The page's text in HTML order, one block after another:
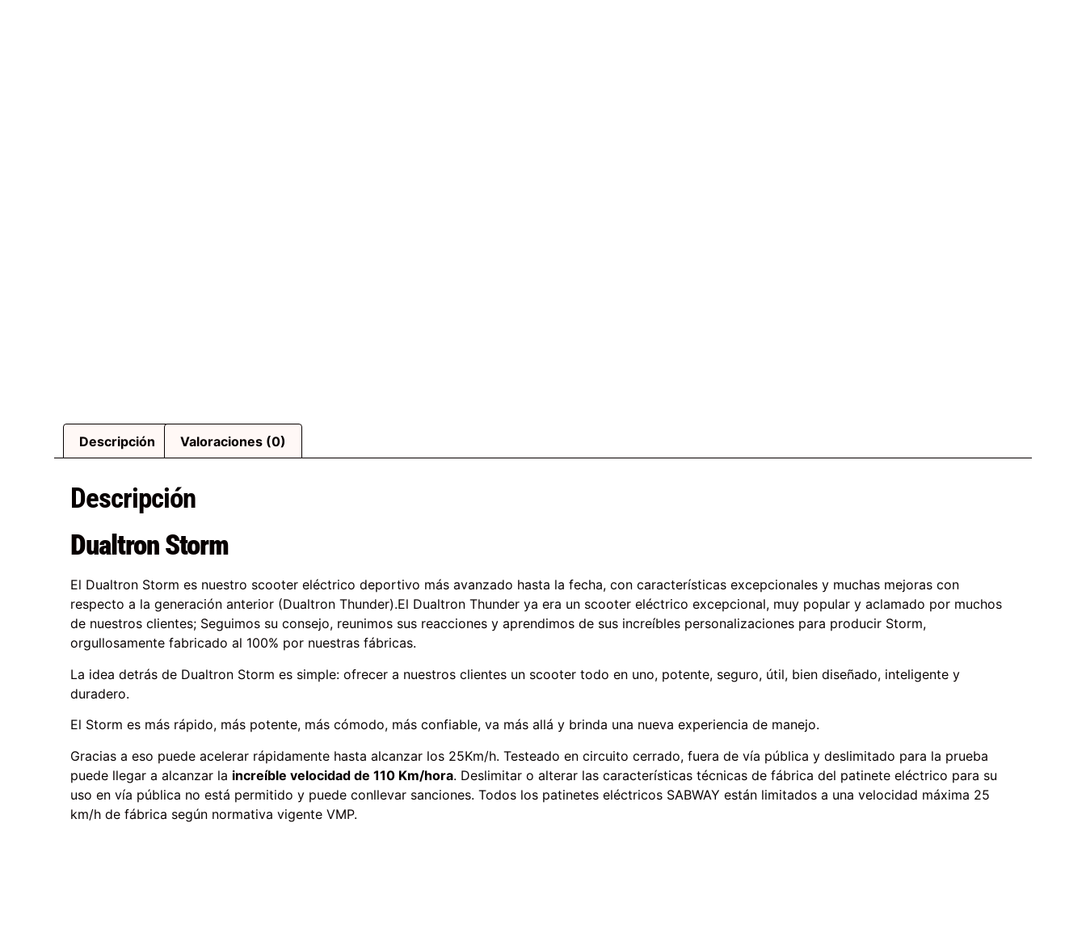
Descripción Valoraciones (0)
Descripción
Dualtron Storm
El Dualtron Storm es nuestro scooter eléctrico deportivo más avanzado hasta la fecha, con características excepcionales y muchas mejoras con
respecto a la generación anterior (Dualtron Thunder).El Dualtron Thunder ya era un scooter eléctrico excepcional, muy popular y aclamado por muchos
de nuestros clientes; Seguimos su consejo, reunimos sus reacciones y aprendimos de sus increíbles personalizaciones para producir Storm,
orgullosamente fabricado al 100% por nuestras fábricas.
La idea detrás de Dualtron Storm es simple: ofrecer a nuestros clientes un scooter todo en uno, potente, seguro, útil, bien diseñado, inteligente y
duradero.
El Storm es más rápido, más potente, más cómodo, más confiable, va más allá y brinda una nueva experiencia de manejo.
Gracias a eso puede acelerar rápidamente hasta alcanzar los 25Km/h. Testeado en circuito cerrado, fuera de vía pública y deslimitado para la prueba
puede llegar a alcanzar la increíble velocidad de 110 Km/hora. Deslimitar o alterar las características técnicas de fábrica del patinete eléctrico para su
uso en vía pública no está permitido y puede conllevar sanciones. Todos los patinetes eléctricos SABWAY están limitados a una velocidad máxima 25
km/h de fábrica según normativa vigente VMP.